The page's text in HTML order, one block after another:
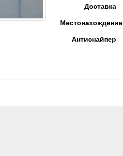
Доставка
Местонахождение
Антиснайпер